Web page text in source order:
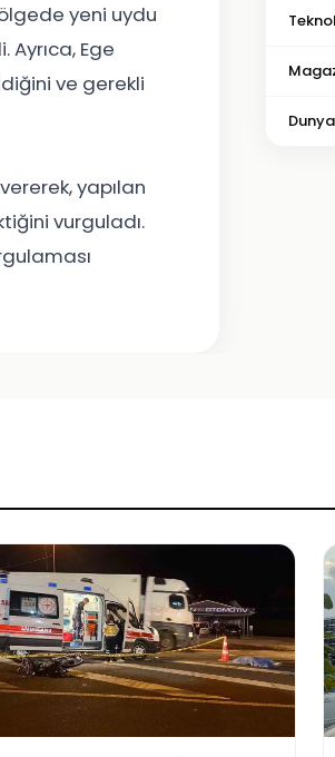
yeni uydu
Ayrıca, Ege
ve gerekli
yapılan
vurguladı.
Dunya